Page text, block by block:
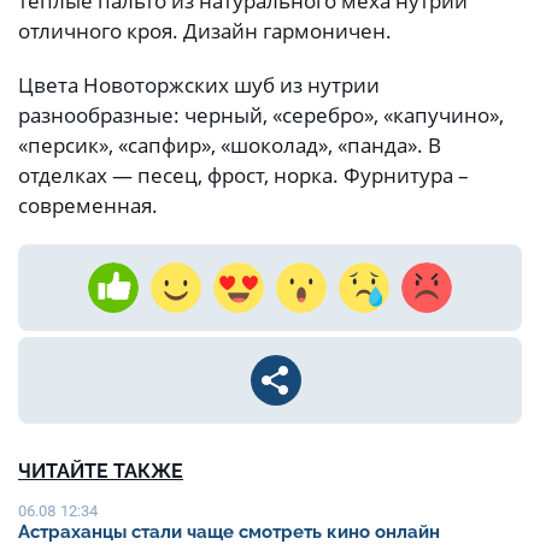
отличного кроя. Дизайн гармоничен.
Цвета Новоторжских шуб из нутрии
разнообразные: черный, «серебро», «капучино»,
«персик», «сапфир», «шоколад», «панда». В
отделках — песец, фрост, норка. Фурнитура –
современная.
ЧИТАЙТЕ ТАКЖЕ
06.08 12:34
Астраханцы стали чаще смотреть кино онлайн